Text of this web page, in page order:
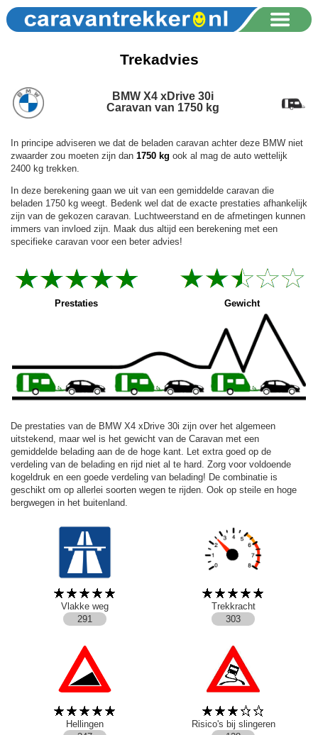
Trekadvies
BMW X4 xDrive 30i
Caravan van 1750 kg
In principe adviseren we dat de beladen caravan achter deze BMW niet
zwaarder zou moeten zijn dan 1750 kg ook al mag de auto wettelijk
2400 kg trekken.
In deze berekening gaan we uit van een gemiddelde caravan die
beladen 1750 kg weegt. Bedenk wel dat de exacte prestaties afhankelijk
zijn van de gekozen caravan. Luchtweerstand en de afmetingen kunnen
immers van invloed zijn. Maak dus altijd een berekening met een
specifieke caravan voor een beter advies!
Prestaties Gewicht
De prestaties van de BMW X4 xDrive 30i zijn over het algemeen
uitstekend, maar wel is het gewicht van de Caravan met een
gemiddelde belading aan de de hoge kant. Let extra goed op de
verdeling van de belading en rijd niet al te hard. Zorg voor voldoende
kogeldruk en een goede verdeling van belading! De combinatie is
geschikt om op allerlei soorten wegen te rijden. Ook op steile en hoge
bergwegen in het buitenland.
Vlakke weg
Trekkracht
291
303
Hellingen
Risico's bij slingeren